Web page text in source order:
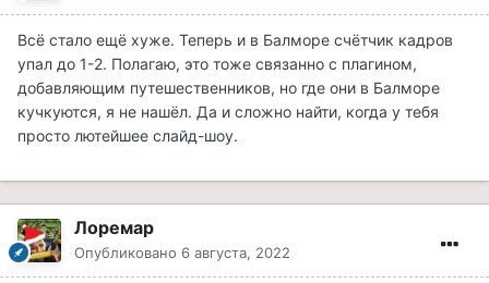
Всё стало ещё хуже. Теперь и в Балморе счётчик кадров
упал до 1-2. Полагаю, это тоже связанно с плагином,
добавляющим путешественников, но где они в Балморе
кучкуются, я не нашёл. Да и сложно найти, когда у тебя
просто лютейшее слайд-шоу.
Лоремар
Опубликовано 6 августа, 2022